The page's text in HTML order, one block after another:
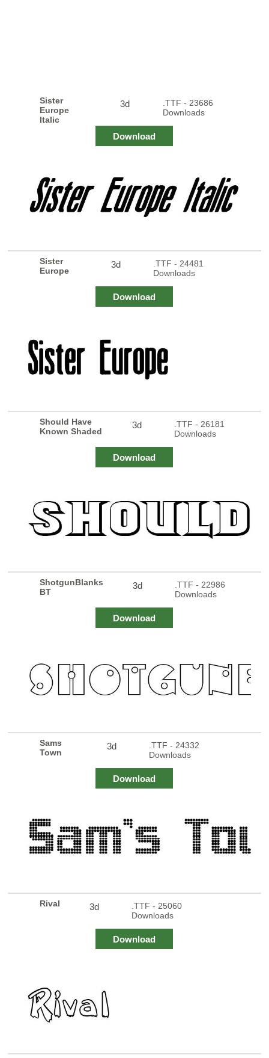
Sister
Europe
Italic
3d
.TTF - 23686
Downloads
Download
Sister
Europe
3d
.TTF - 24481
Downloads
Download
Should Have
Known Shaded
3d
.TTF - 26181
Downloads
Download
ShotgunBlanks
BT
3d
.TTF - 22986
Downloads
Download
Sams
Town
3d
.TTF - 24332
Downloads
Download
Rival 3d
.TTF - 25060
Downloads
Download